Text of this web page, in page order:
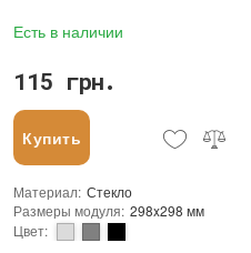
Есть в наличии
115 грн.
Купить
Материал: Стекло
Размеры модуля: 298x298 мм
Цвет: